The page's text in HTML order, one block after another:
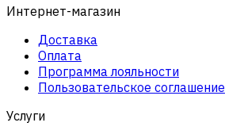
Интернет-магазин
Доставка
Оплата
Программа лояльности
Пользовательское соглашение
Услуги